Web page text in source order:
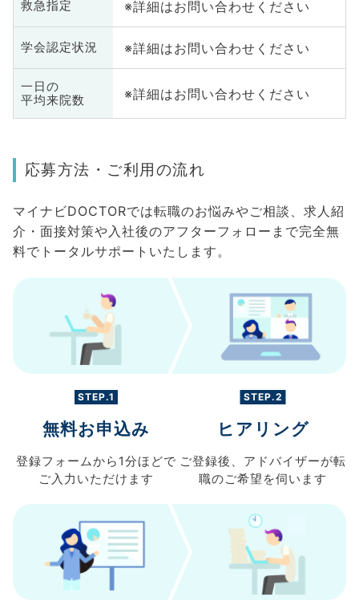
救急指定 ※詳細はお問い合わせください
学会認定状況 ※詳細はお問い合わせください
一日の
平均来院数
※詳細はお問い合わせください
応募方法・ご利用の流れ
マイナビDOCTORでは転職のお悩みやご相談、求人紹
介・面接対策や入社後のアフターフォローまで完全無
料でトータルサポートいたします。
STEP.1
無料お申込み
登録フォームから 1分ほどで
ご入力 いただけます
STEP.2
ヒアリング
ご登録後、 アドバイザーが転
職のご希望を伺います